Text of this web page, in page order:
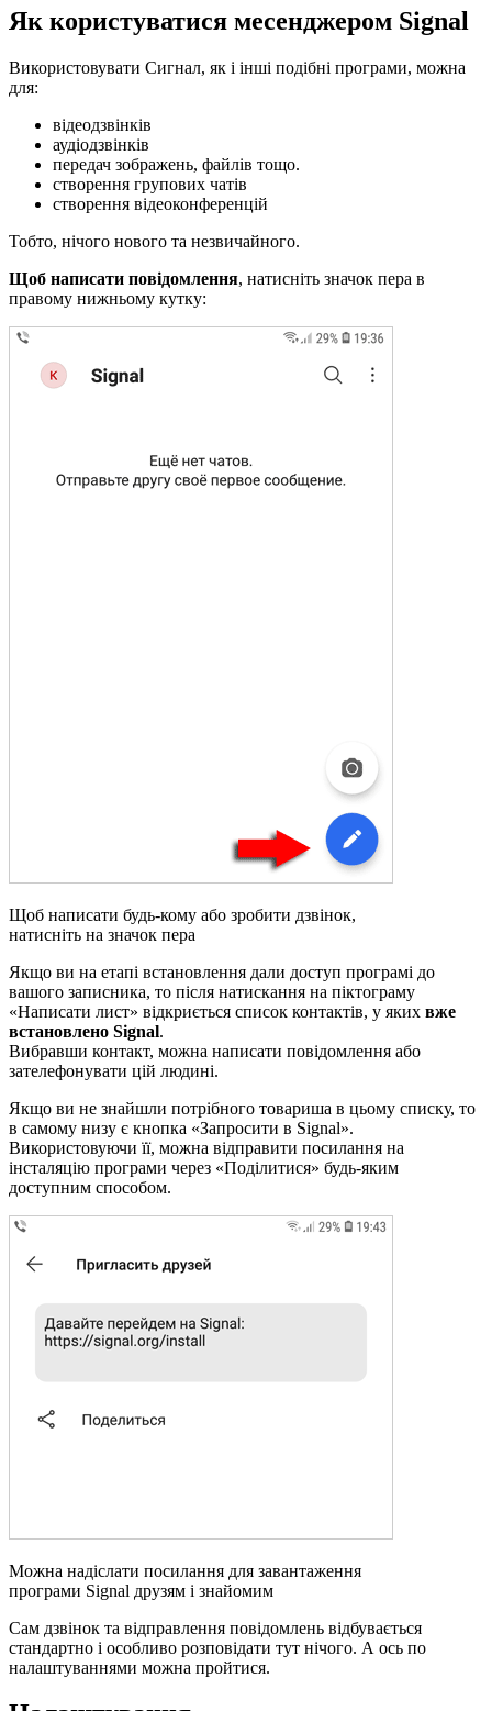
Як користуватися месенджером Signal
Використовувати Сигнал, як і інші подібні програми, можна
для:
відеодзвінків
аудіодзвінків
передач зображень, файлів тощо.
створення групових чатів
створення відеоконференцій
Тобто, нічого нового та незвичайного.
Щоб написати повідомлення, натисніть значок пера в
правому нижньому кутку:
Щоб написати будь-кому або зробити дзвінок,
натисніть на значок пера
Якщо ви на етапі встановлення дали доступ програмі до
вашого записника, то після натискання на піктограму
«Написати лист» відкриється список контактів, у яких вже
встановлено Signal.
Вибравши контакт, можна написати повідомлення або
зателефонувати цій людині.
Якщо ви не знайшли потрібного товариша в цьому списку, то
в самому низу є кнопка «Запросити в Signal».
Використовуючи її, можна відправити посилання на
інсталяцію програми через «Поділитися» будь-яким
доступним способом.
Можна надіслати посилання для завантаження
програми Signal друзям і знайомим
Сам дзвінок та відправлення повідомлень відбувається
стандартно і особливо розповідати тут нічого. А ось по
налаштуваннями можна пройтися.